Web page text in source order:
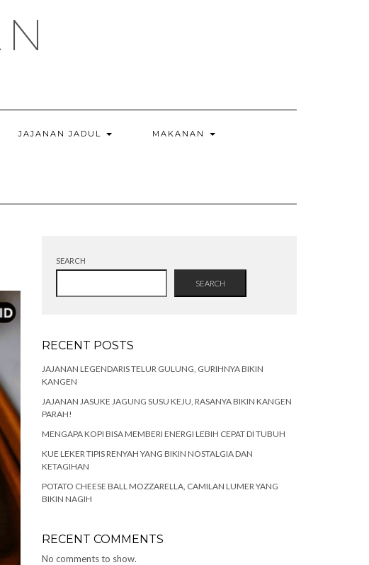
JAJANAN JADUL MAKANAN
SEARCH
SEARCH
RECENT POSTS
JAJANAN LEGENDARIS TELUR GULUNG, GURIHNYA BIKIN
KANGEN
JAJANAN JASUKE JAGUNG SUSU KEJU, RASANYA BIKIN KANGEN
PARAH!
MENGAPA KOPI BISA MEMBERI ENERGI LEBIH CEPAT DI TUBUH
KUE LEKER TIPIS RENYAH YANG BIKIN NOSTALGIA DAN
KETAGIHAN
POTATO CHEESE BALL MOZZARELLA, CAMILAN LUMER YANG
BIKIN NAGIH
RECENT COMMENTS
No comments to show.